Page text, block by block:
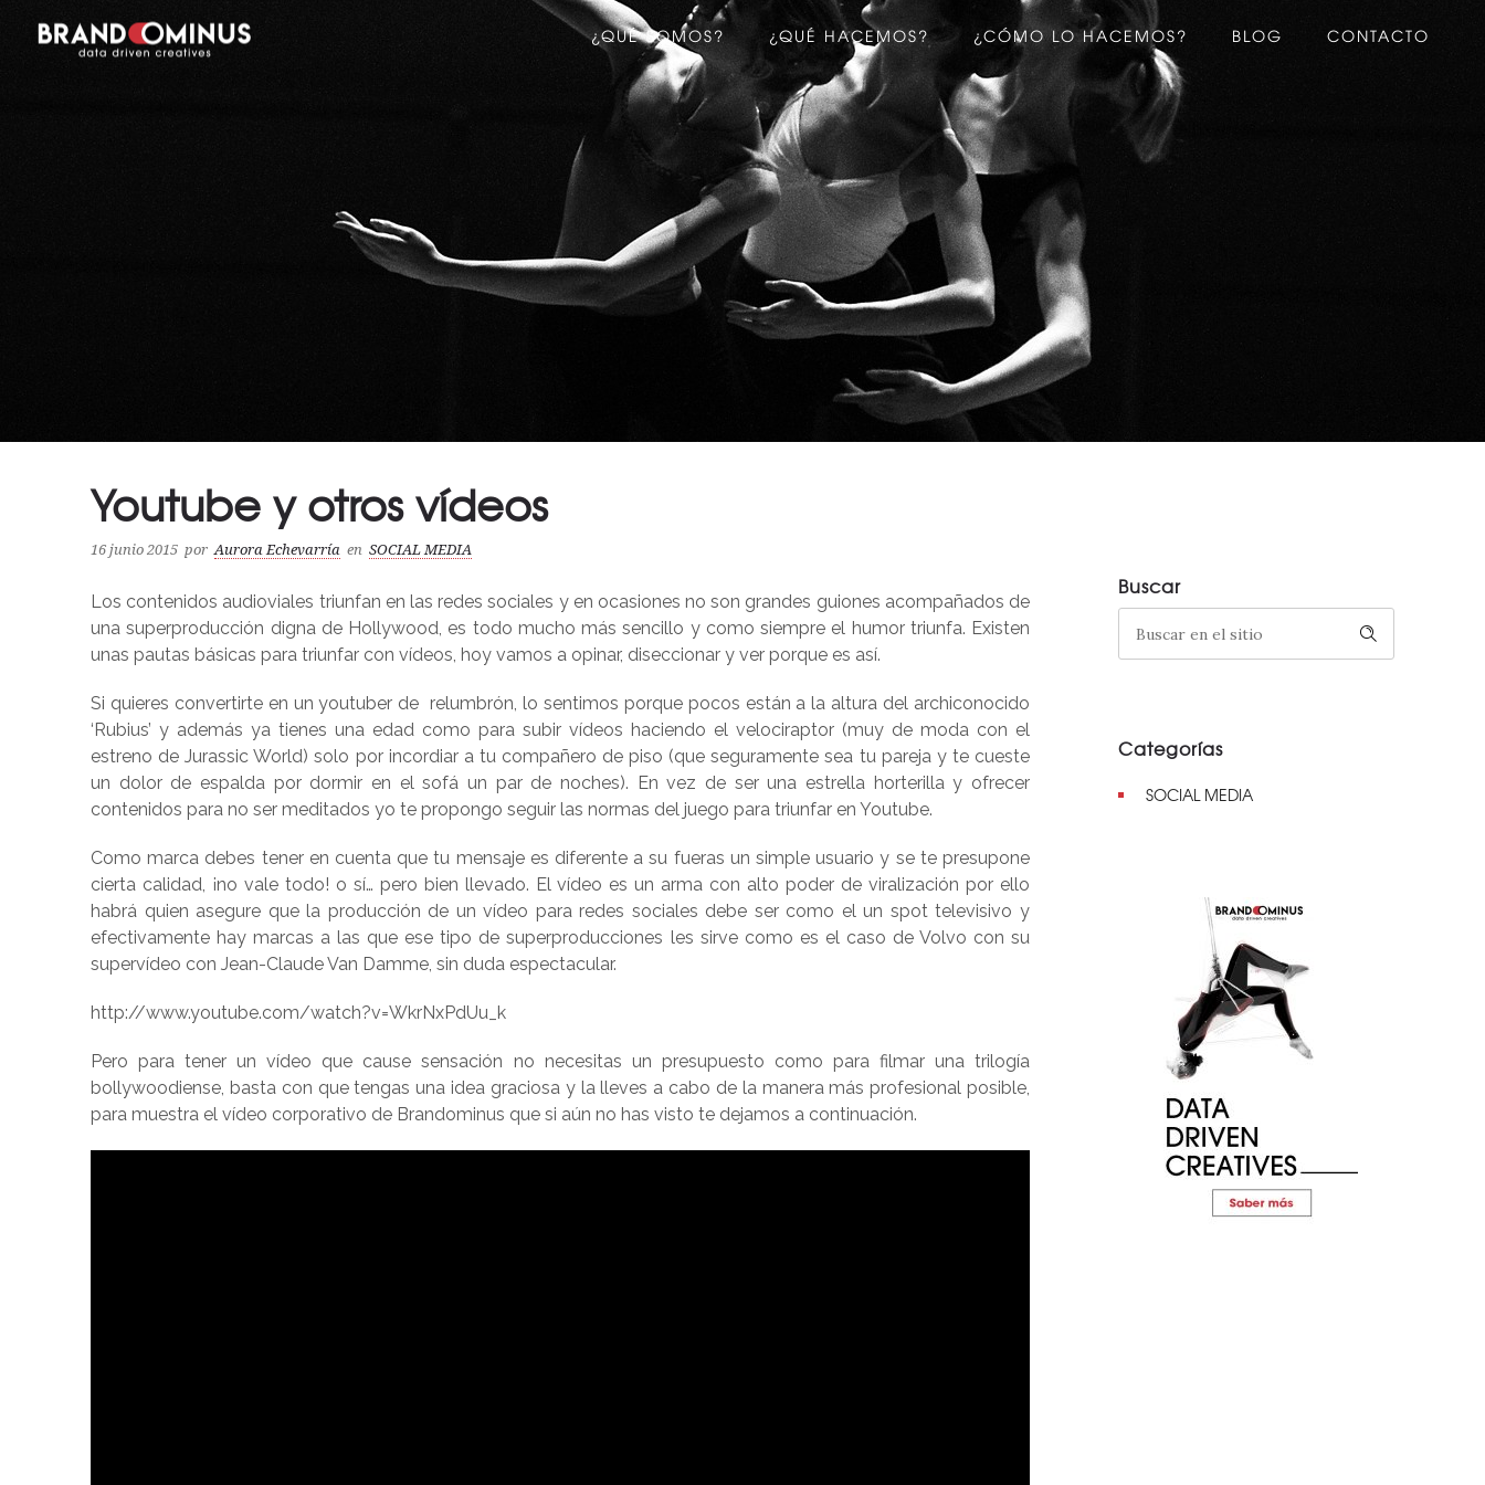
¿QUÉ SOMOS? ¿QUÉ HACEMOS? ¿CÓMO LO HACEMOS? BLOG CONTACTO
Youtube y otros vídeos
16 junio 2015 por Aurora Echevarría en SOCIAL MEDIA
Los contenidos audioviales triunfan en las redes sociales y en ocasiones no son grandes guiones acompañados de
una superproducción digna de Hollywood, es todo mucho más sencillo y como siempre el humor triunfa. Existen
unas pautas básicas para triunfar con vídeos, hoy vamos a opinar, diseccionar y ver porque es así.
Si quieres convertirte en un youtuber de relumbrón, lo sentimos porque pocos están a la altura del archiconocido
‘Rubius’ y además ya tienes una edad como para subir vídeos haciendo el velociraptor (muy de moda con el
estreno de Jurassic World) solo por incordiar a tu compañero de piso (que seguramente sea tu pareja y te cueste
un dolor de espalda por dormir en el sofá un par de noches). En vez de ser una estrella horterilla y ofrecer
contenidos para no ser meditados yo te propongo seguir las normas del juego para triunfar en Youtube.
Como marca debes tener en cuenta que tu mensaje es diferente a su fueras un simple usuario y se te presupone
cierta calidad, ¡no vale todo! o sí… pero bien llevado. El vídeo es un arma con alto poder de viralización por ello
habrá quien asegure que la producción de un vídeo para redes sociales debe ser como el un spot televisivo y
efectivamente hay marcas a las que ese tipo de superproducciones les sirve como es el caso de Volvo con su
supervídeo con Jean-Claude Van Damme, sin duda espectacular.
http://www.youtube.com/watch?v=WkrNxPdUu_k
Pero para tener un vídeo que cause sensación no necesitas un presupuesto como para filmar una trilogía
bollywoodiense, basta con que tengas una idea graciosa y la lleves a cabo de la manera más profesional posible,
para muestra el vídeo corporativo de Brandominus que si aún no has visto te dejamos a continuación.
Buscar
Categorías
SOCIAL MEDIA